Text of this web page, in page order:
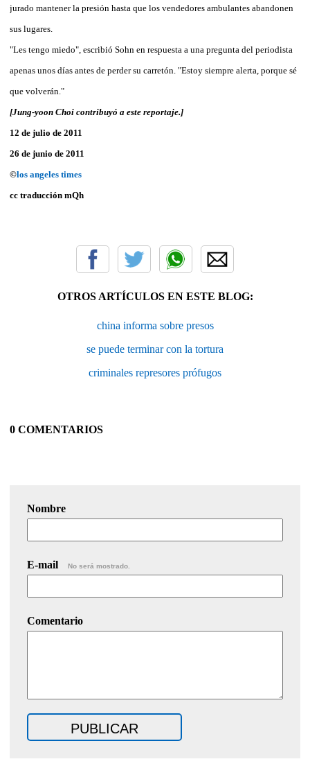
jurado mantener la presión hasta que los vendedores ambulantes abandonen
sus lugares.
"Les tengo miedo", escribió Sohn en respuesta a una pregunta del periodista
apenas unos días antes de perder su carretón. "Estoy siempre alerta, porque sé
que volverán."
[Jung-yoon Choi contribuyó a este reportaje.]
12 de julio de 2011
26 de junio de 2011
©los angeles times
cc traducción mQh
OTROS ARTÍCULOS EN ESTE BLOG:
china informa sobre presos
se puede terminar con la tortura
criminales represores prófugos
0 COMENTARIOS
Nombre
E-mail No será mostrado.
Comentario